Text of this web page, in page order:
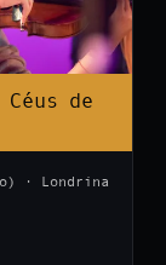
de
· Londrina